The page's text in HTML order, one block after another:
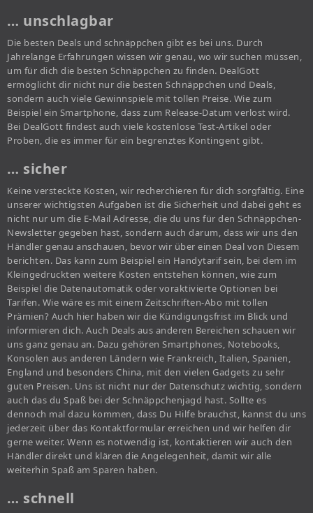
… unschlagbar
Die besten Deals und schnäppchen gibt es bei uns. Durch
Jahrelange Erfahrungen wissen wir genau, wo wir suchen müssen,
um für dich die besten Schnäppchen zu finden. DealGott
ermöglicht dir nicht nur die besten Schnäppchen und Deals,
sondern auch viele Gewinnspiele mit tollen Preise. Wie zum
Beispiel ein Smartphone, dass zum Release-Datum verlost wird.
Bei DealGott findest auch viele kostenlose Test-Artikel oder
Proben, die es immer für ein begrenztes Kontingent gibt.
… sicher
Keine versteckte Kosten, wir recherchieren für dich sorgfältig. Eine
unserer wichtigsten Aufgaben ist die Sicherheit und dabei geht es
nicht nur um die E-Mail Adresse, die du uns für den Schnäppchen-
Newsletter gegeben hast, sondern auch darum, dass wir uns den
Händler genau anschauen, bevor wir über einen Deal von Diesem
berichten. Das kann zum Beispiel ein Handytarif sein, bei dem im
Kleingedruckten weitere Kosten entstehen können, wie zum
Beispiel die Datenautomatik oder voraktivierte Optionen bei
Tarifen. Wie wäre es mit einem Zeitschriften-Abo mit tollen
Prämien? Auch hier haben wir die Kündigungsfrist im Blick und
informieren dich. Auch Deals aus anderen Bereichen schauen wir
uns ganz genau an. Dazu gehören Smartphones, Notebooks,
Konsolen aus anderen Ländern wie Frankreich, Italien, Spanien,
England und besonders China, mit den vielen Gadgets zu sehr
guten Preisen. Uns ist nicht nur der Datenschutz wichtig, sondern
auch das du Spaß bei der Schnäppchenjagd hast. Sollte es
dennoch mal dazu kommen, dass Du Hilfe brauchst, kannst du uns
jederzeit über das Kontaktformular erreichen und wir helfen dir
gerne weiter. Wenn es notwendig ist, kontaktieren wir auch den
Händler direkt und klären die Angelegenheit, damit wir alle
weiterhin Spaß am Sparen haben.
… schnell